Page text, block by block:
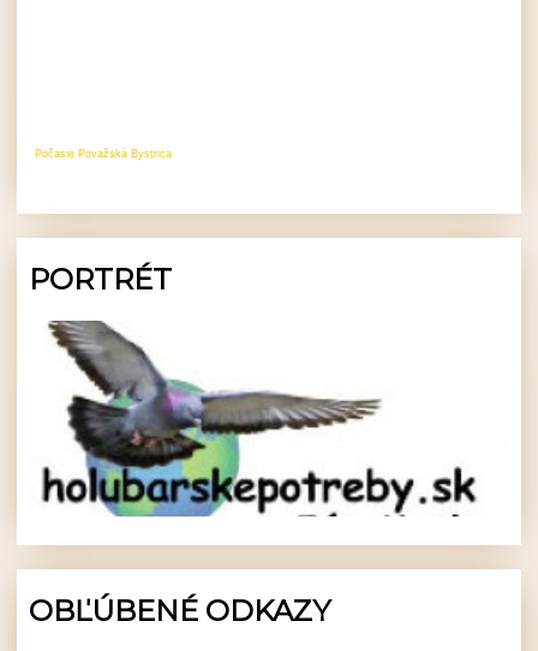
Počasie Považská Bystrica
PORTRÉT
OBĽÚBENÉ ODKAZY